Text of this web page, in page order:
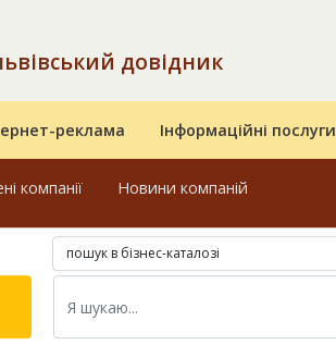
довідник
реклама Інформаційні послуги
компанії Новини компаній
пошук в бізнес-каталозі